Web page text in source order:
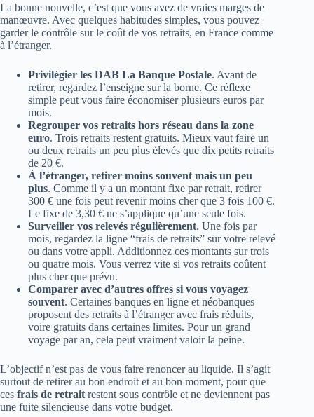
La bonne nouvelle, c’est que vous avez de vraies marges de
manœuvre. Avec quelques habitudes simples, vous pouvez
garder le contrôle sur le coût de vos retraits, en France comme
à l’étranger.
Privilégier les DAB La Banque Postale. Avant de
retirer, regardez l’enseigne sur la borne. Ce réflexe
simple peut vous faire économiser plusieurs euros par
mois.
Regrouper vos retraits hors réseau dans la zone
euro. Trois retraits restent gratuits. Mieux vaut faire un
ou deux retraits un peu plus élevés que dix petits retraits
de 20 €.
À l’étranger, retirer moins souvent mais un peu
plus. Comme il y a un montant fixe par retrait, retirer
300 € une fois peut revenir moins cher que 3 fois 100 €.
Le fixe de 3,30 € ne s’applique qu’une seule fois.
Surveiller vos relevés régulièrement. Une fois par
mois, regardez la ligne “frais de retraits” sur votre relevé
ou dans votre appli. Additionnez ces montants sur trois
ou quatre mois. Vous verrez vite si vos retraits coûtent
plus cher que prévu.
Comparer avec d’autres offres si vous voyagez
souvent. Certaines banques en ligne et néobanques
proposent des retraits à l’étranger avec frais réduits,
voire gratuits dans certaines limites. Pour un grand
voyage par an, cela peut vraiment valoir la peine.
L’objectif n’est pas de vous faire renoncer au liquide. Il s’agit
surtout de retirer au bon endroit et au bon moment, pour que
ces frais de retrait restent sous contrôle et ne deviennent pas
une fuite silencieuse dans votre budget.